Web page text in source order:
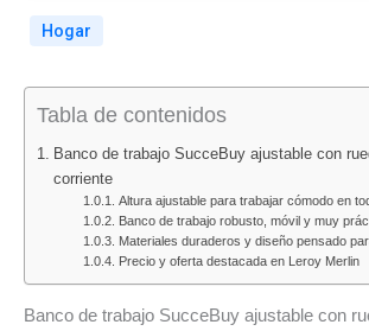
Hogar
Tabla de contenidos
Banco de trabajo SucceBuy ajustable con
corriente
Altura ajustable para trabajar cómodo en
Banco de trabajo robusto, móvil y muy
Materiales duraderos y diseño pensado
Precio y oferta destacada en Leroy Merlin
Banco de trabajo SucceBuy ajustable con
:
Oferta
flash
PcComponentes:
el
proyector
Nilait
Scene
:
Folletos
Lidl
2026:
todas
las
ofertas
de
:
Catálogo
Bazar
del
10
al
16
de